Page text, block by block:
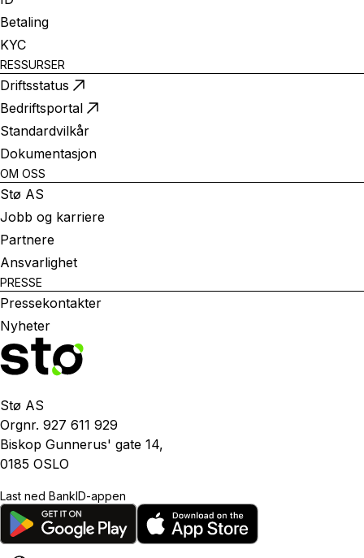
Betaling
KYC
RESSURSER
Driftsstatus
Bedriftsportal
Standardvilkår
Dokumentasjon
OM OSS
Stø AS
Jobb og karriere
Partnere
Ansvarlighet
PRESSE
Pressekontakter
Nyheter
Stø AS
Orgnr. 927 611 929
Biskop Gunnerus' gate 14,
0185 OSLO
Last ned BankID-appen